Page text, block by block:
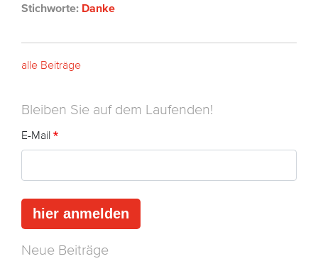
Stichworte: Danke
alle Beiträge
Bleiben Sie auf dem Laufenden!
E-Mail
Neue Beiträge